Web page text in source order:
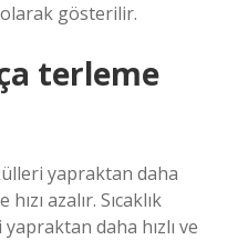
olarak gösterilir.
terleme
yapraktan daha
azalır. Sıcaklık
daha hızlı ve